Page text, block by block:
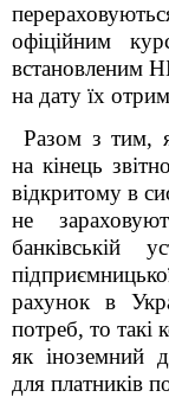
офіційним
встановленим
на дату їх
Разом з тим,
на кінець
відкритому в
не
банківській
рахунок в
потреб, то такі
як іноземний
для платників